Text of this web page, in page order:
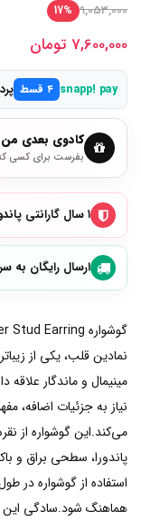
9,053,000
17%
7,600,000 تومان
snapp! pay ۴ قسط
کادوی بعدی من
بفرست برای کسی
۱ سال گارانتی پاندورا ایران
ارسال رایگان به
نمادین قلب، یکی از
مینیمال و ماندگار
نیاز به جزئیات اضافه،
پاندورا، سطحی براق و
استفاده از گوشواره در
هماهنگ شود.سادگی این